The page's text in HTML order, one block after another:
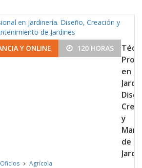
Y ONLINE 120 HORAS
en
y
de
Agrícola